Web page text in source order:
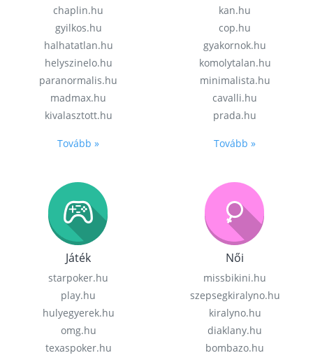
chaplin.hu
gyilkos.hu
halhatatlan.hu
helyszinelo.hu
paranormalis.hu
madmax.hu
kivalasztott.hu
Tovább »
kan.hu
cop.hu
gyakornok.hu
komolytalan.hu
minimalista.hu
cavalli.hu
prada.hu
Tovább »
Játék
starpoker.hu
play.hu
hulyegyerek.hu
omg.hu
texaspoker.hu
Női
missbikini.hu
szepsegkiralyno.hu
kiralyno.hu
diaklany.hu
bombazo.hu